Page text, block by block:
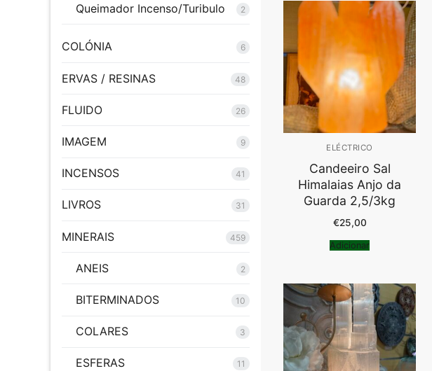
ELÉCTRICO
Candeeiro Sal
Himalaias Anjo da
Guarda 2,5/3kg
€25,00
Adicionar
Queimador Incenso/Turibulo 2
COLÓNIA 6
ERVAS / RESINAS 48
FLUIDO 26
IMAGEM 9
INCENSOS 41
LIVROS 31
MINERAIS 459
ANEIS 2
BITERMINADOS 10
COLARES 3
ESFERAS 11